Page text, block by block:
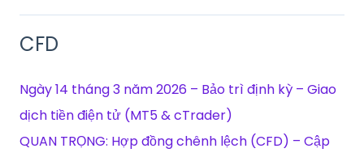
CFD
Ngày 14 tháng 3 năm 2026 – Bảo trì định kỳ – Giao
dịch tiền điện tử (MT5 & cTrader)
QUAN TRỌNG: Hợp đồng chênh lệch (CFD) – Cập